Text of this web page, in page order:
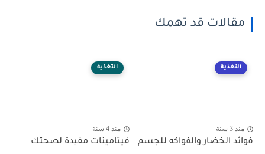
مقالات قد تهمك
التغذية
منذ 3 سنة
فوائد الخضار والفواكه للجسم
التغذية
منذ 4 سنة
فيتامينات مفيدة لصحتك